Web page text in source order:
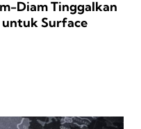
Diam Tinggalkan
untuk Surface